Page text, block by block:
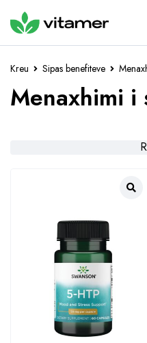
Kreu Sipas benefiteve
Menaxhimi i